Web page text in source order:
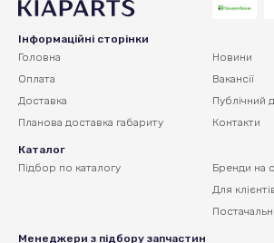
Інформаційні сторінки
Головна
Оплата
Доставка
Планова доставка габариту
Новини
Вакансії
Публічний
Контакти
Каталог
Підбор по каталогу
Бренди на
Для
Менеджери з підбору запчастин